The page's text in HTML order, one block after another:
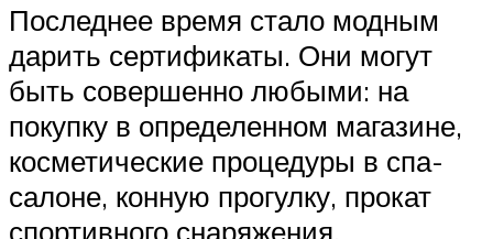
Последнее время стало модным
дарить сертификаты. Они могут
быть совершенно любыми: на
покупку в определенном магазине,
косметические процедуры в спа-
салоне, конную прогулку, прокат
спортивного снаряжения,